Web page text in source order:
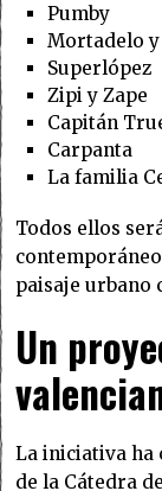
Pumby
Mortadelo
Superlópez
Zipi y Zape
Capitán
Carpanta
La familia
Todos ellos
paisaje urbano
Un
La iniciativa ha
de la Cátedra